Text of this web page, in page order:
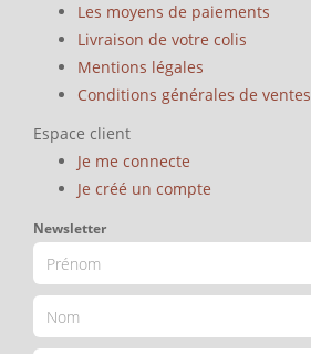
Les moyens de paiements
Livraison de votre colis
Mentions légales
Conditions générales de ventes
Espace client
Je me connecte
Je créé un compte
Newsletter